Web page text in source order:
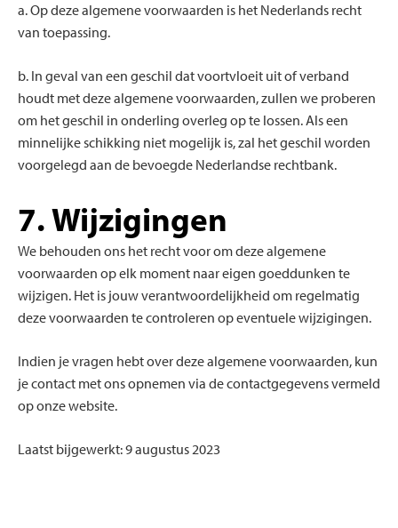
a. Op deze algemene voorwaarden is het Nederlands recht
van toepassing.
b. In geval van een geschil dat voortvloeit uit of verband
houdt met deze algemene voorwaarden, zullen we proberen
om het geschil in onderling overleg op te lossen. Als een
minnelijke schikking niet mogelijk is, zal het geschil worden
voorgelegd aan de bevoegde Nederlandse rechtbank.
7. Wijzigingen
We behouden ons het recht voor om deze algemene
voorwaarden op elk moment naar eigen goeddunken te
wijzigen. Het is jouw verantwoordelijkheid om regelmatig
deze voorwaarden te controleren op eventuele wijzigingen.
Indien je vragen hebt over deze algemene voorwaarden, kun
je contact met ons opnemen via de contactgegevens vermeld
op onze website.
Laatst bijgewerkt: 9 augustus 2023